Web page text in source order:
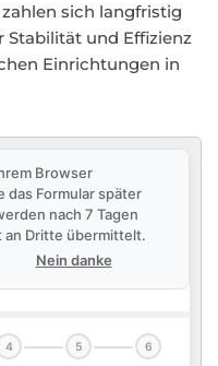
sich langfristig
Stabilität und Effizienz
Einrichtungen in
Browser
das Formular später
nach 7 Tagen
an Dritte übermittelt.
Nein danke
4 5 6